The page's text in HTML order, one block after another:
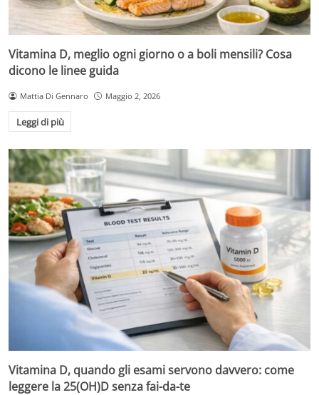
Vitamina D, meglio ogni giorno o a boli mensili? Cosa
dicono le linee guida
Mattia Di Gennaro Maggio 2, 2026
Leggi di più
Vitamina D, quando gli esami servono davvero: come
leggere la 25(OH)D senza fai-da-te